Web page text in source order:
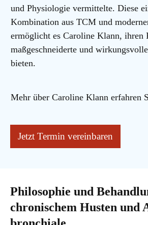
und Physiologie vermittelte. Diese
Kombination aus TCM und
ermöglicht es Caroline Klann, ihren
maßgeschneiderte und
bieten.
Mehr über Caroline Klann erfahren
Jetzt Termin vereinbaren
Philosophie und
chronischem Husten und